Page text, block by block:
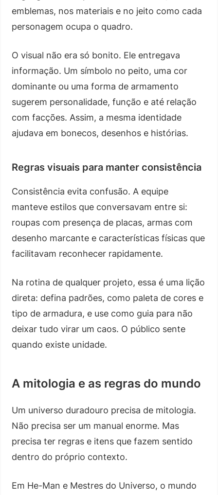
emblemas, nos materiais e no jeito como cada
personagem ocupa o quadro.
O visual não era só bonito. Ele entregava
informação. Um símbolo no peito, uma cor
dominante ou uma forma de armamento
sugerem personalidade, função e até relação
com facções. Assim, a mesma identidade
ajudava em bonecos, desenhos e histórias.
Regras visuais para manter consistência
Consistência evita confusão. A equipe
manteve estilos que conversavam entre si:
roupas com presença de placas, armas com
desenho marcante e características físicas que
facilitavam reconhecer rapidamente.
Na rotina de qualquer projeto, essa é uma lição
direta: defina padrões, como paleta de cores e
tipo de armadura, e use como guia para não
deixar tudo virar um caos. O público sente
quando existe unidade.
A mitologia e as regras do mundo
Um universo duradouro precisa de mitologia.
Não precisa ser um manual enorme. Mas
precisa ter regras e itens que fazem sentido
dentro do próprio contexto.
Em He-Man e Mestres do Universo, o mundo